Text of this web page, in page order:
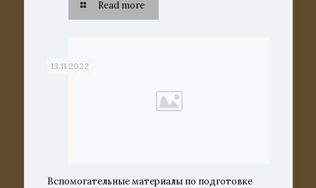
Read more
13.11.2022
Вспомогательные материалы по подготовке